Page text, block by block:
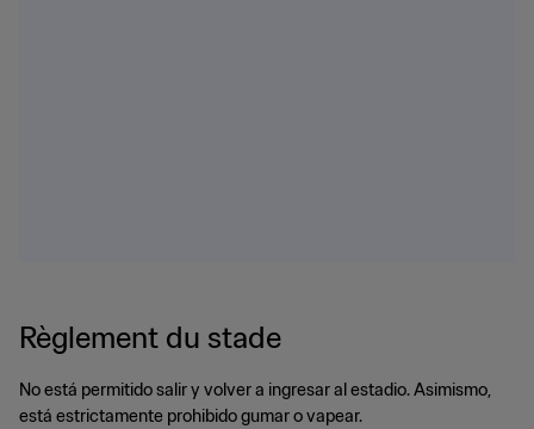
Règlement du stade
No está permitido salir y volver a ingresar al estadio. Asimismo,
está estrictamente prohibido gumar o vapear.